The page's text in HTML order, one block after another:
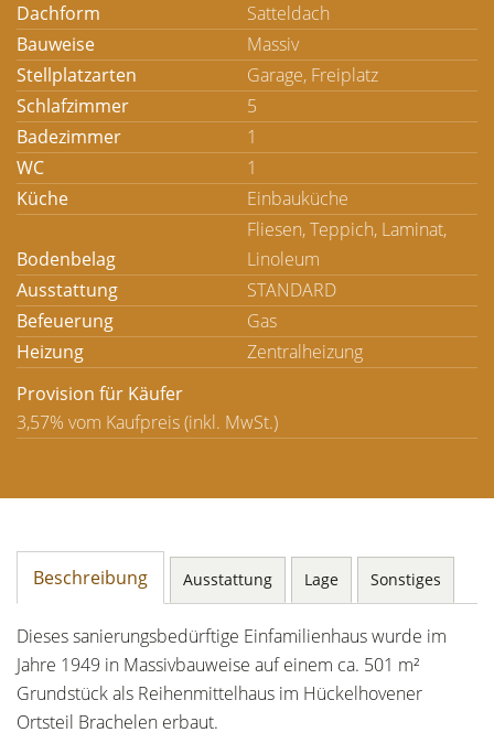
Dachform
Satteldach
Bauweise
Massiv
Stellplatzarten
Garage, Freiplatz
Schlafzimmer
5
Badezimmer
1
WC
1
Küche
Einbauküche
Bodenbelag
Fliesen, Teppich, Laminat,
Linoleum
Ausstattung
STANDARD
Befeuerung
Gas
Heizung
Zentralheizung
Provision für Käufer
3,57% vom Kaufpreis (inkl. MwSt.)
Beschreibung Ausstattung Lage Sonstiges
Dieses sanierungsbedürftige Einfamilienhaus wurde im
Jahre 1949 in Massivbauweise auf einem ca. 501 m²
Grundstück als Reihenmittelhaus im Hückelhovener
Ortsteil Brachelen erbaut.